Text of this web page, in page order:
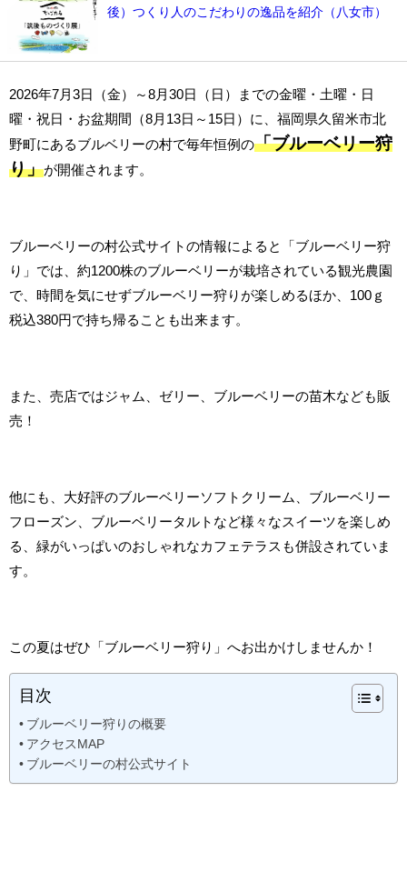
後）つくり人のこだわりの逸品を紹介（八女市）
2026年7月3日（金）～8月30日（日）までの金曜・土曜・日
曜・祝日・お盆期間（8月13日～15日）に、福岡県久留米市北
野町にあるブルベリーの村で毎年恒例の「ブルーベリー狩
り」が開催されます。
ブルーベリーの村公式サイトの情報によると「ブルーベリー狩
り」では、約1200株のブルーベリーが栽培されている観光農園
で、時間を気にせずブルーベリー狩りが楽しめるほか、100ｇ
税込380円で持ち帰ることも出来ます。
また、売店ではジャム、ゼリー、ブルーベリーの苗木なども販
売！
他にも、大好評のブルーベリーソフトクリーム、ブルーベリー
フローズン、ブルーベリータルトなど様々なスイーツを楽しめ
る、緑がいっぱいのおしゃれなカフェテラスも併設されていま
す。
この夏はぜひ「ブルーベリー狩り」へお出かけしませんか！
目次
ブルーベリー狩りの概要
アクセスMAP
ブルーベリーの村公式サイト